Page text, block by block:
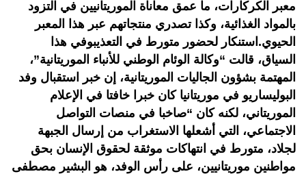
معبر الكركارات، ما عمق معاناة الموريتانيين في التزود
بالمواد الغذائية، وكذا تصدري منتجاتهم عبر هذا المعبر
الحيوي.استنكار لحضور متورط في التعذيبوفي هذا
السياق، قالت “وكالة الوئام الوطني للأنباء الموريتانية”،
المهتمة بشؤون الجاليات الموريتانية، إن خبر استقبال وفد
البوليساريو في موريتانيا كان خبرا خافتا في الإعلام
الموريتاني، لكنه كان “صاخبا في منصات التواصل
الاجتماعي، التي أشعلها الاستغراب من إرسال الجبهة
لجلاد، متورط في انتهاكات موثقة لحقوق الإنسان بحق
مواطنين موريتانيين، على رأس الوفد، هو البشير مصطفى